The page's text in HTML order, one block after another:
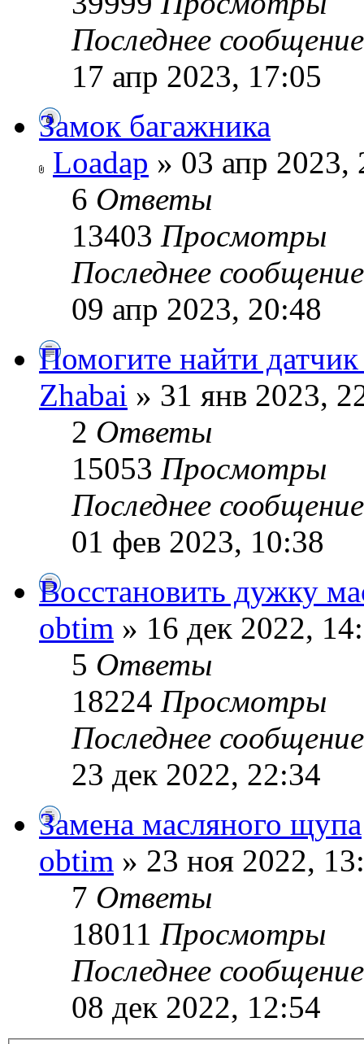
Последнее
17 апр 2023, 17:05
Замок багажника
Loadap » 03 апр 2023,
6 Ответы
13403 Просмотры
Последнее
09 апр 2023, 20:48
Помогите найти датчик
Zhabai » 31 янв 2023,
2 Ответы
15053 Просмотры
Последнее
01 фев 2023, 10:38
Восстановить дужку
obtim » 16 дек 2022,
5 Ответы
18224 Просмотры
Последнее
23 дек 2022, 22:34
Замена масляного щупа
obtim » 23 ноя 2022,
7 Ответы
18011 Просмотры
Последнее
08 дек 2022, 12:54